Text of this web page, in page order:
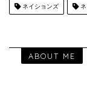
ネイションズ ネ
ABOUT ME